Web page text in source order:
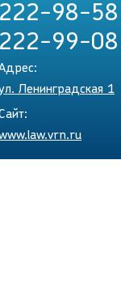
222-98-58
222-99-08
Ленинградская 1